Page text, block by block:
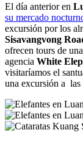
El día anterior en
su mercado
excursión por los
Sisavangvong
ofrecen tours de
agencia White
visitaríamos el
una excursión a las